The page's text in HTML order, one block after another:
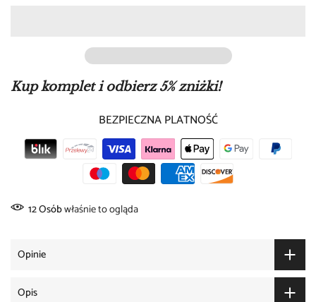
silver
rainbow
Kup komplet i odbierz 5% zniżki!
BEZPIECZNA PLATNOŚĆ
12Osóbwłaśnie to ogląda
Opinie
Opis